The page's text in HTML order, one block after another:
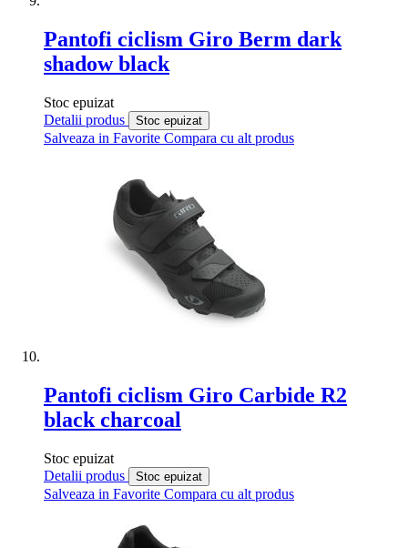
Pantofi ciclism Giro Berm dark
shadow black
Stoc epuizat
Detalii produs
Stoc epuizat
Salveaza in Favorite Compara cu alt produs
Pantofi ciclism Giro Carbide R2
black charcoal
Stoc epuizat
Detalii produs
Stoc epuizat
Salveaza in Favorite Compara cu alt produs